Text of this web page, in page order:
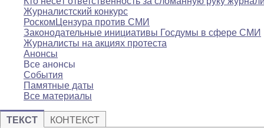
Журналистский конкурс
РоскомЦензура против СМИ
Законодательные инициативы Госдумы в сфере СМИ
Журналисты на акциях протеста
Анонсы
Все анонсы
События
Памятные даты
Все материалы
ТЕКСТ КОНТЕКСТ